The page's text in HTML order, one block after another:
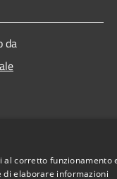
da
al corretto funzionamento
di elaborare informazioni